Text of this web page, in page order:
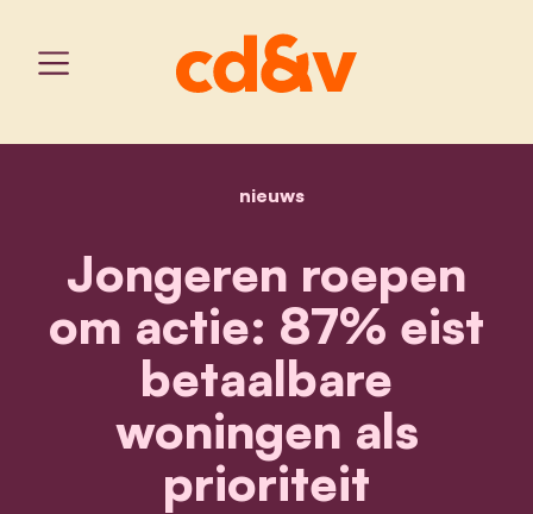
home
nieuwsjongeren roepen om
Jongeren roepen
om actie: 87% eist
betaalbare
woningen als
prioriteit